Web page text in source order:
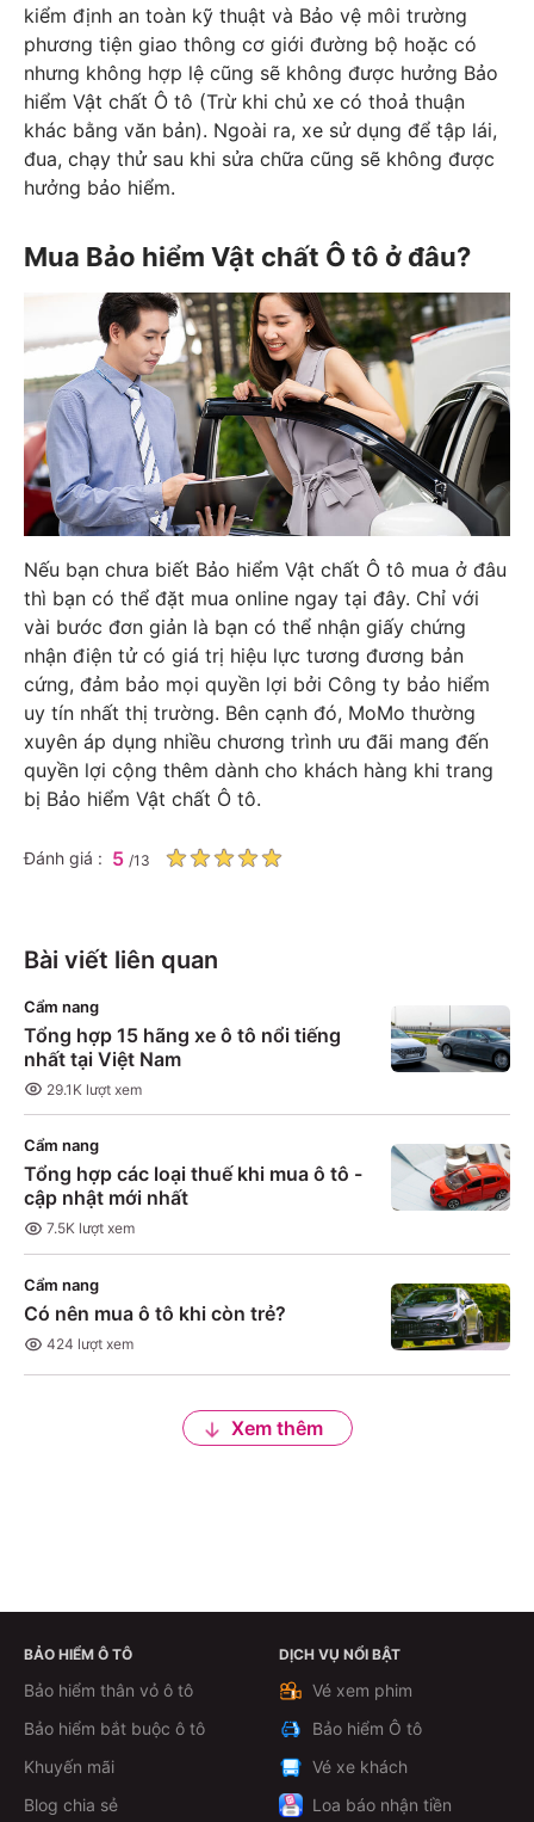
kiểm định an toàn kỹ thuật và Bảo vệ môi trường
phương tiện giao thông cơ giới đường bộ hoặc có
nhưng không hợp lệ cũng sẽ không được hưởng Bảo
hiểm Vật chất Ô tô (Trừ khi chủ xe có thoả thuận
khác bằng văn bản). Ngoài ra, xe sử dụng để tập lái,
đua, chạy thử sau khi sửa chữa cũng sẽ không được
hưởng bảo hiểm.
Mua Bảo hiểm Vật chất Ô tô ở đâu?
Nếu bạn chưa biết Bảo hiểm Vật chất Ô tô mua ở đâu
thì bạn có thể đặt mua online ngay tại đây. Chỉ với
vài bước đơn giản là bạn có thể nhận giấy chứng
nhận điện tử có giá trị hiệu lực tương đương bản
cứng, đảm bảo mọi quyền lợi bởi Công ty bảo hiểm
uy tín nhất thị trường. Bên cạnh đó, MoMo thường
xuyên áp dụng nhiều chương trình ưu đãi mang đến
quyền lợi cộng thêm dành cho khách hàng khi trang
bị Bảo hiểm Vật chất Ô tô.
Đánh giá : 5 /13
Bài viết liên quan
Cẩm nang
Tổng hợp 15 hãng xe ô tô nổi tiếng
nhất tại Việt Nam
29.1K lượt xem
Cẩm nang
Tổng hợp các loại thuế khi mua ô tô -
cập nhật mới nhất
7.5K lượt xem
Cẩm nang
Có nên mua ô tô khi còn trẻ?
424 lượt xem
Xem thêm
BẢO HIỂM Ô TÔ
Bảo hiểm thân vỏ ô tô
Bảo hiểm bắt buộc ô tô
Khuyến mãi
Blog chia sẻ
DỊCH VỤ NỔI BẬT
Vé xem phim
Bảo hiểm Ô tô
Vé xe khách
Loa báo nhận tiền